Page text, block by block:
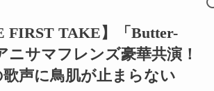
FIRST TAKE】「Butter-
ニサマフレンズ豪華共演！
声に鳥肌が止まらない